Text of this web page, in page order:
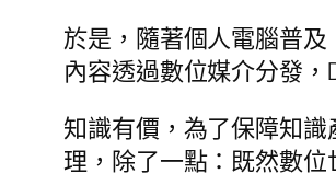
於是，隨著個人電腦普
內容透過數位媒介分發
知識有價，為了保障知
理，除了一點：既然數